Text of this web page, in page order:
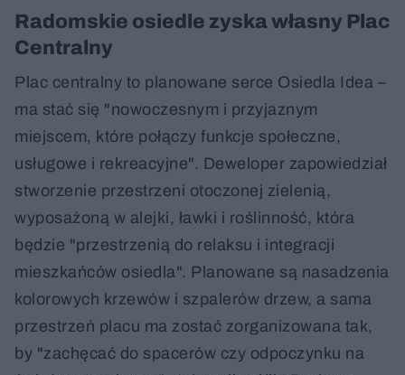
Radomskie osiedle zyska własny Plac
Centralny
Plac centralny to planowane serce Osiedla Idea –
ma stać się "nowoczesnym i przyjaznym
miejscem, które połączy funkcje społeczne,
usługowe i rekreacyjne". Deweloper zapowiedział
stworzenie przestrzeni otoczonej zielenią,
wyposażoną w alejki, ławki i roślinność, która
będzie "przestrzenią do relaksu i integracji
mieszkańców osiedla". Planowane są nasadzenia
kolorowych krzewów i szpalerów drzew, a sama
przestrzeń placu ma zostać zorganizowana tak,
by "zachęcać do spacerów czy odpoczynku na